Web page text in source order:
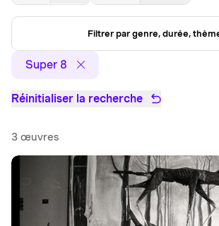
Filtrer par genre, durée,
Super 8
Réinitialiser la recherche
3 œuvres